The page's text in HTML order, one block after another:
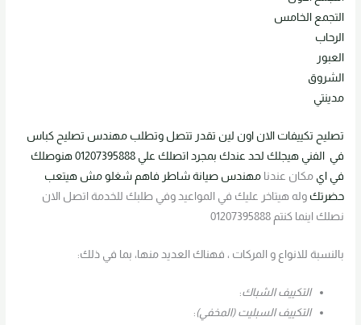
التجمع الخامس
الرحاب
العبور
الشروق
مدينتي
تصليح تكييفات الان اون لين تقدر تتصل وتطلب مهندس تصليح كباس
في
الفني هيجلك لحد عندك بمجرد اتصلك علي
01207395888 هنوصلك
في اي مكان عندنامهندس صيانة شاطر فاهم شغلو مش هيتعب
حضرتكوله هيتاخر عليك في المواعيد وفي طلبك للخدمة اتصل الان
نصلك اينما كنتم 01207395888
بالنسبة للانواع و المركات ، فهناك العديد منها، بما في ذلك:
التكييف الشباك:
التكييف السبليت (المخفي):